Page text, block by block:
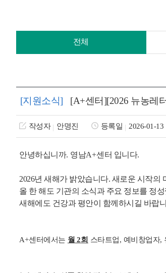
전체
[지원소식] [A+센터][2026 뉴농레
작성자 안명진 등록일 2026-01-13
안녕하십니까. 영남A+센터 입니다.
2026년 새해가 밝았습니다. 새로운 시작의
올 한 해도 기관의 소식과 주요 정보를 정
새해에도 건강과 평안이 함께하시길 바랍
A+센터에서는 월 2회 스타트업, 예비창업자,